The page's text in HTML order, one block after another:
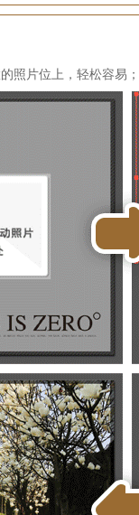
照片位上，轻松容易